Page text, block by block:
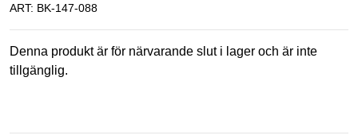
ART: BK-147-088
Denna produkt är för närvarande slut i lager och är inte
tillgänglig.